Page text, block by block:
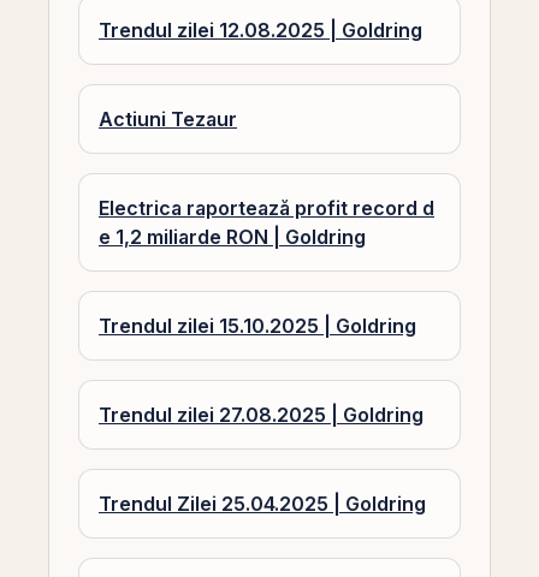
Trendul zilei 12.08.2025 | Goldring
Actiuni Tezaur
Electrica raportează profit record d
e 1,2 miliarde RON | Goldring
Trendul zilei 15.10.2025 | Goldring
Trendul zilei 27.08.2025 | Goldring
Trendul Zilei 25.04.2025 | Goldring